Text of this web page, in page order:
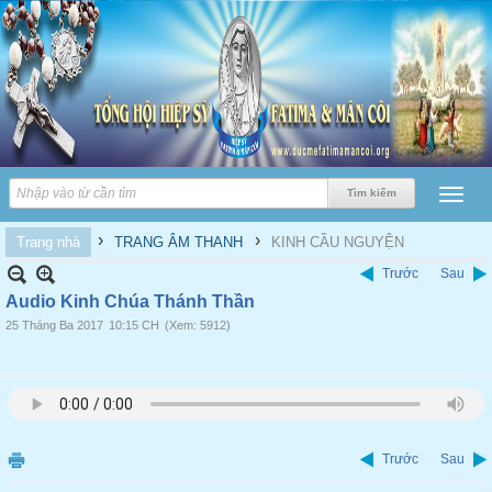
Trang nhà › TRANG ÂM THANH › KINH CẦU NGUYỆN
Trước Sau
Audio Kinh Chúa Thánh Thần
25 Tháng Ba 2017 10:15 CH (Xem: 5912)
Trước Sau